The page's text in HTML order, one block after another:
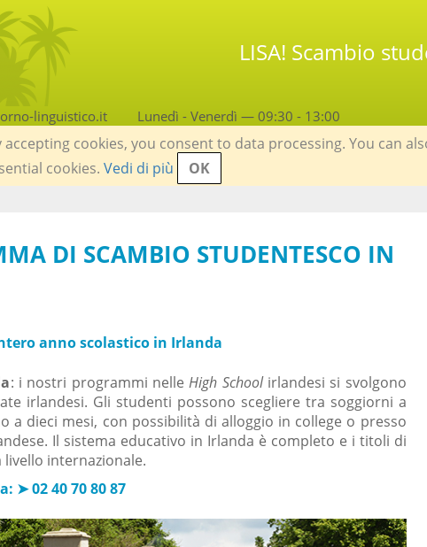
LISA! Scambio
linguistico.it Lunedì - Venerdì — 09:30 - 13:00
cookies, you consent to data processing. You can
cookies. Vedi di più OK
DI SCAMBIO STUDENTESCO IN
anno scolastico in Irlanda
: i nostri programmi nelleHigh Schoolirlandesi si svolgono
irlandesi. Gli studenti possono scegliere tra soggiorni a
a dieci mesi, con possibilità di alloggio in college o presso
Il sistema educativo in Irlanda è completo e i titoli di
internazionale.
➤ 02 40 70 80 87